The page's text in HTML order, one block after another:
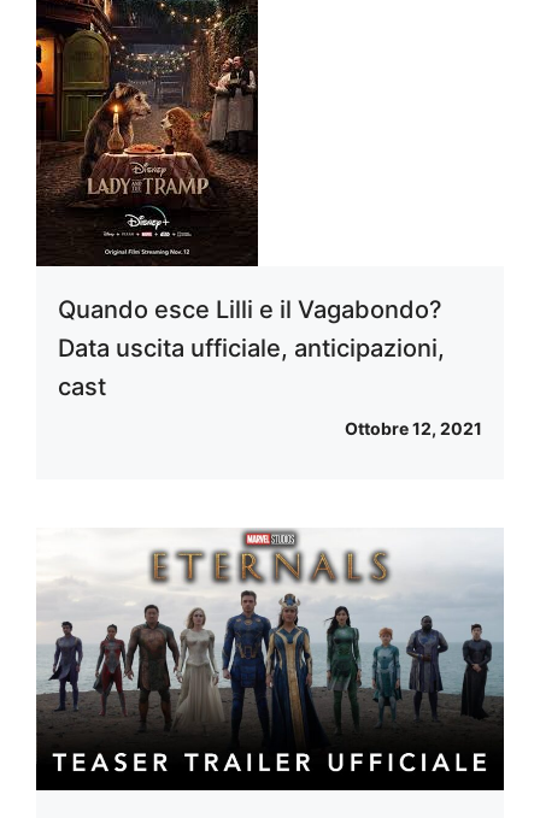
Quando esce Lilli e il Vagabondo?
Data uscita ufficiale, anticipazioni,
cast
Ottobre 12, 2021